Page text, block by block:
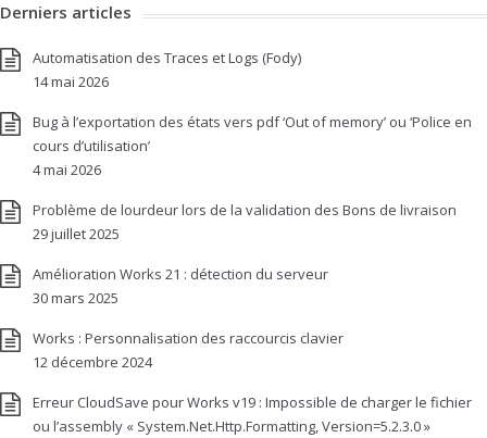
Derniers articles
Automatisation des Traces et Logs (Fody)
14 mai 2026
Bug à l’exportation des états vers pdf ‘Out of memory’ ou ‘Police en
cours d’utilisation’
4 mai 2026
Problème de lourdeur lors de la validation des Bons de livraison
29 juillet 2025
Amélioration Works 21 : détection du serveur
30 mars 2025
Works : Personnalisation des raccourcis clavier
12 décembre 2024
Erreur CloudSave pour Works v19 : Impossible de charger le fichier
ou l’assembly « System.Net.Http.Formatting, Version=5.2.3.0 »